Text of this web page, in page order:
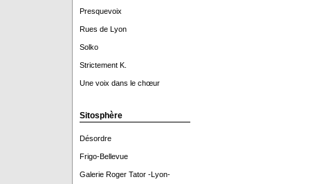
Presquevoix
Rues de Lyon
Solko
Strictement K.
Une voix dans le chœur
Sitosphère
Désordre
Frigo-Bellevue
Galerie Roger Tator -Lyon-